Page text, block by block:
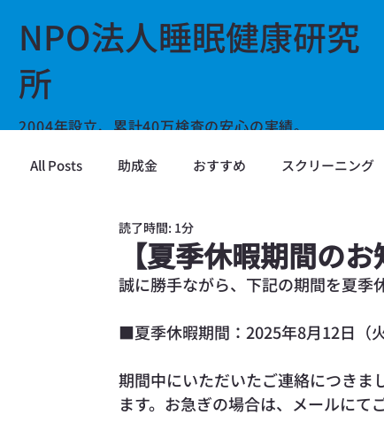
NPO法人睡眠健康研究
所
2004年設立、累計40万検査の安心の実績。
運輸業のSASスクリーニング検査・SAS対策はお任せ
All Posts 助成金 おすすめ スクリーニング
【夏季休暇期間のお
読了時間: 1分
誠に勝手ながら、下記の期間を夏季
■夏季休暇期間：2025年8月12日（
期間中にいただいたご連絡につきま
ます。お急ぎの場合は、メールにて